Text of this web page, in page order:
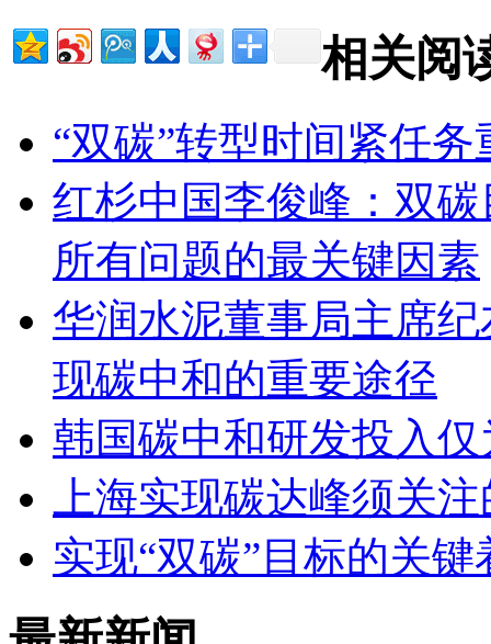
相关阅
“双碳”转型时间紧任
红杉中国李俊峰：双
所有问题的最关键因素
华润水泥董事局主席
现碳中和的重要途径
韩国碳中和研发投入
上海实现碳达峰须关
实现“双碳”目标的关